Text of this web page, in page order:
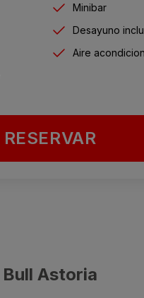
Minibar
Desayuno
Aire
RESERVAR
Bull Astoria